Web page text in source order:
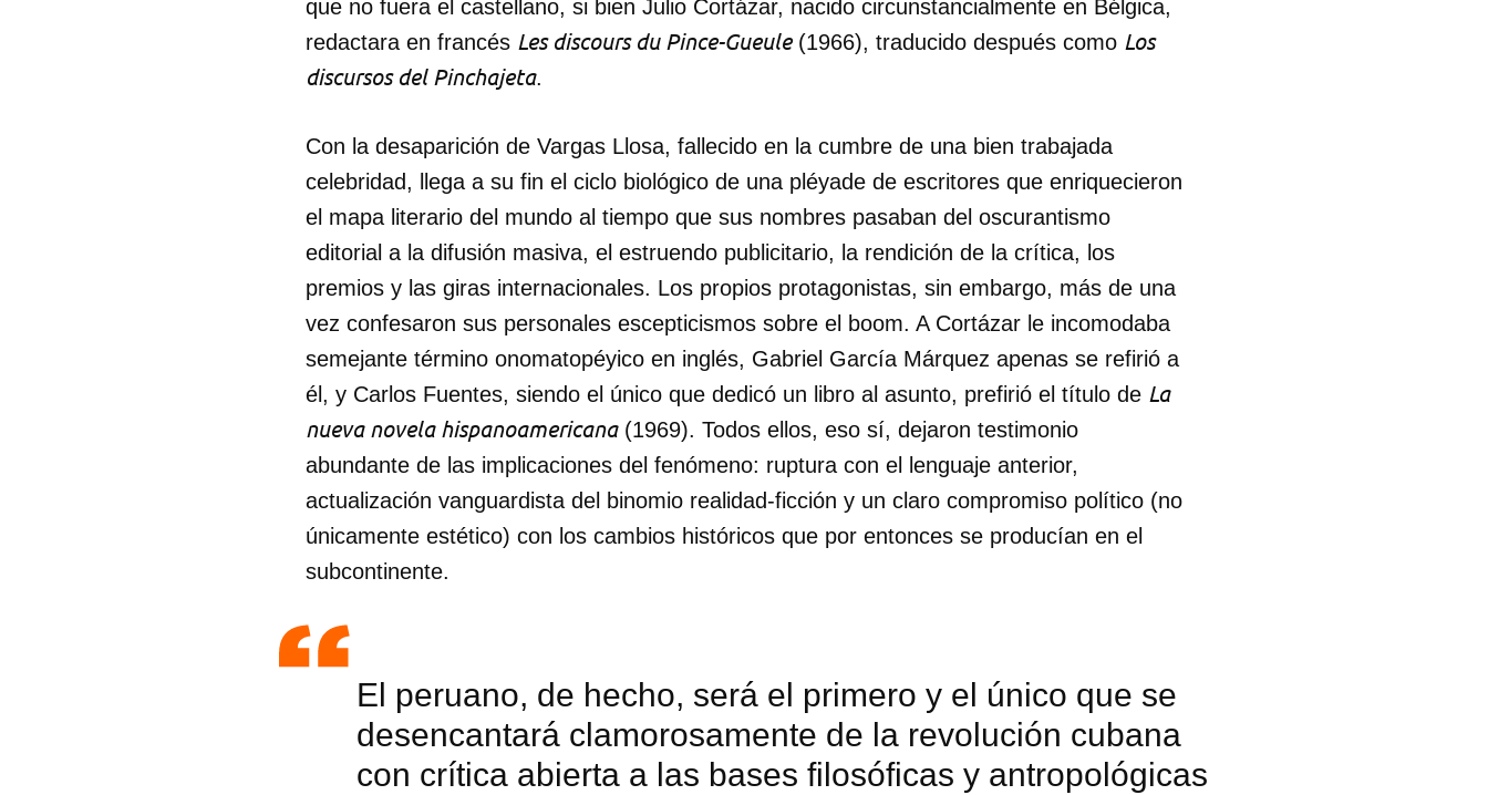
que no fuera el castellano, si bien Julio Cortázar, nacido circunstancialmente en Bélgica,
redactara en francés Les discours du Pince-Gueule(1966), traducido después como Los
discursos del Pinchajeta.
Con la desaparición de Vargas Llosa, fallecido en la cumbre de una bien trabajada
celebridad, llega a su fin el ciclo biológico de una pléyade de escritores que enriquecieron
el mapa literario del mundo al tiempo que sus nombres pasaban del oscurantismo
editorial a la difusión masiva, el estruendo publicitario, la rendición de la crítica, los
premios y las giras internacionales. Los propios protagonistas, sin embargo, más de una
vez confesaron sus personales escepticismos sobre el boom. A Cortázar le incomodaba
semejante término onomatopéyico en inglés, Gabriel García Márquez apenas se refirió a
él, y Carlos Fuentes, siendo el único que dedicó un libro al asunto, prefirió el título de La
nueva novela hispanoamericana(1969). Todos ellos, eso sí, dejaron testimonio
abundante de las implicaciones del fenómeno: ruptura con el lenguaje anterior,
actualización vanguardista del binomio realidad-ficción y un claro compromiso político (no
únicamente estético) con los cambios históricos que por entonces se producían en el
subcontinente.
El peruano, de hecho, será el primero y el único que se
desencantará clamorosamente de la revolución cubana
con crítica abierta a las bases filosóficas y antropológicas